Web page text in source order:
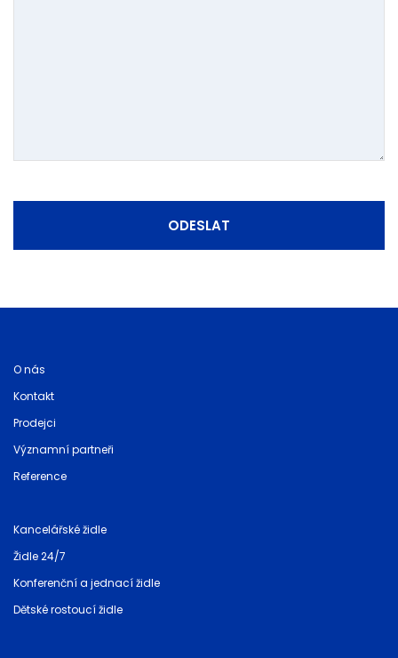
O nás
Kontakt
Prodejci
Významní partneři
Reference
Kancelářské židle
Židle 24/7
Konferenční a jednací židle
Dětské rostoucí židle